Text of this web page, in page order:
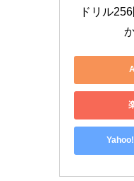
ドリル